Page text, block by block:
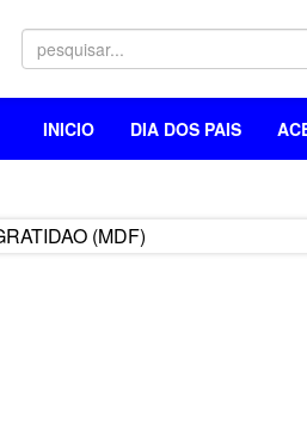
INICIO DIA DOS PAIS